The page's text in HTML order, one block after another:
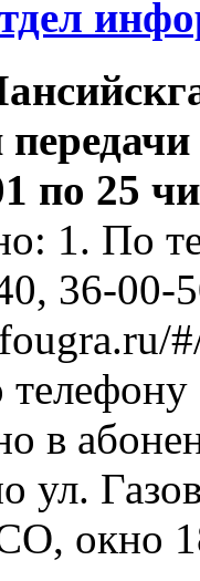
по 25
1. По
36-00-
в
ул.
окно